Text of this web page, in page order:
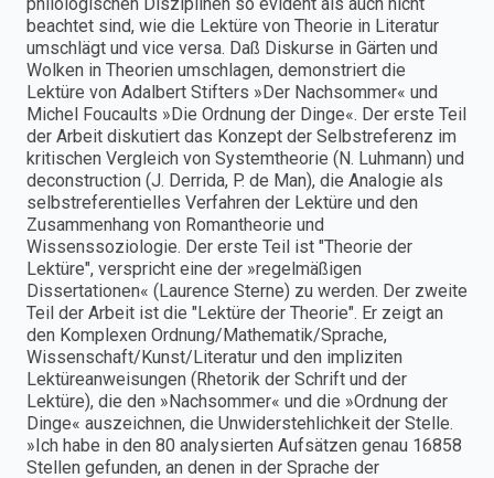
beachtet sind, wie die Lektüre von Theorie in Literatur
umschlägt und vice versa. Daß Diskurse in Gärten und
Wolken in Theorien umschlagen, demonstriert die
Lektüre von Adalbert Stifters »Der Nachsommer« und
Michel Foucaults »Die Ordnung der Dinge«. Der erste Teil
der Arbeit diskutiert das Konzept der Selbstreferenz im
kritischen Vergleich von Systemtheorie (N. Luhmann) und
deconstruction (J. Derrida, P. de Man), die Analogie als
selbstreferentielles Verfahren der Lektüre und den
Zusammenhang von Romantheorie und
Wissenssoziologie. Der erste Teil ist "Theorie der
Lektüre", verspricht eine der »regelmäßigen
Dissertationen« (Laurence Sterne) zu werden. Der zweite
Teil der Arbeit ist die "Lektüre der Theorie". Er zeigt an
den Komplexen Ordnung/Mathematik/Sprache,
Wissenschaft/Kunst/Literatur und den impliziten
Lektüreanweisungen (Rhetorik der Schrift und der
Lektüre), die den »Nachsommer« und die »Ordnung der
Dinge« auszeichnen, die Unwiderstehlichkeit der Stelle.
»Ich habe in den 80 analysierten Aufsätzen genau 16858
Stellen gefunden, an denen in der Sprache der